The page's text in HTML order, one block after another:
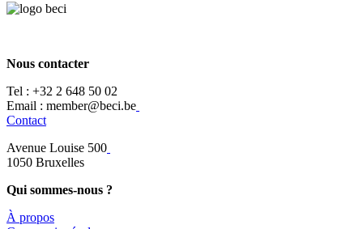
Nous contacter
Tel : +32 2 648 50 02​
​​Email : member@beci.be
Contact
Avenue Louise 500
​1050 Bruxelles
Qui sommes-nous ?
À propos